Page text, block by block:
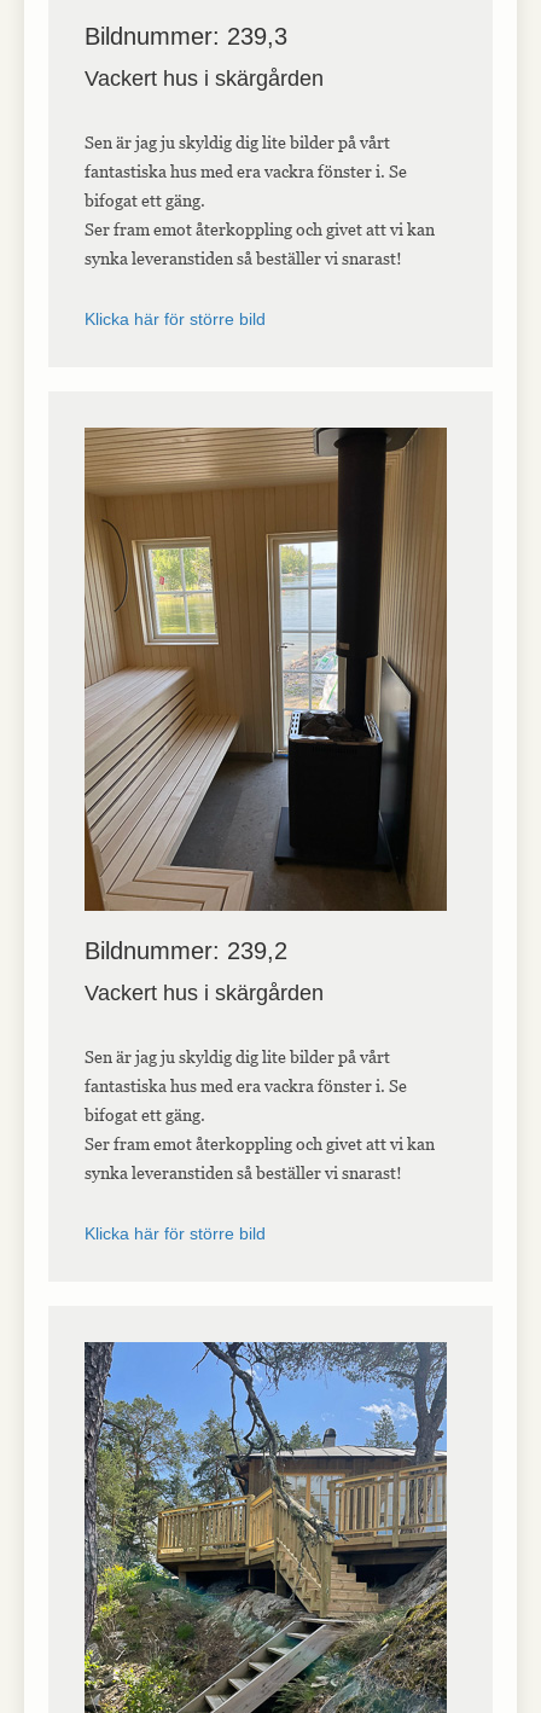
Bildnummer: 239,3
Vackert hus i skärgården
Sen är jag ju skyldig dig lite bilder på vårt
fantastiska hus med era vackra fönster i. Se
bifogat ett gäng.
Ser fram emot återkoppling och givet att vi kan
synka leveranstiden så beställer vi snarast!
Klicka här för större bild
Bildnummer: 239,2
Vackert hus i skärgården
Sen är jag ju skyldig dig lite bilder på vårt
fantastiska hus med era vackra fönster i. Se
bifogat ett gäng.
Ser fram emot återkoppling och givet att vi kan
synka leveranstiden så beställer vi snarast!
Klicka här för större bild